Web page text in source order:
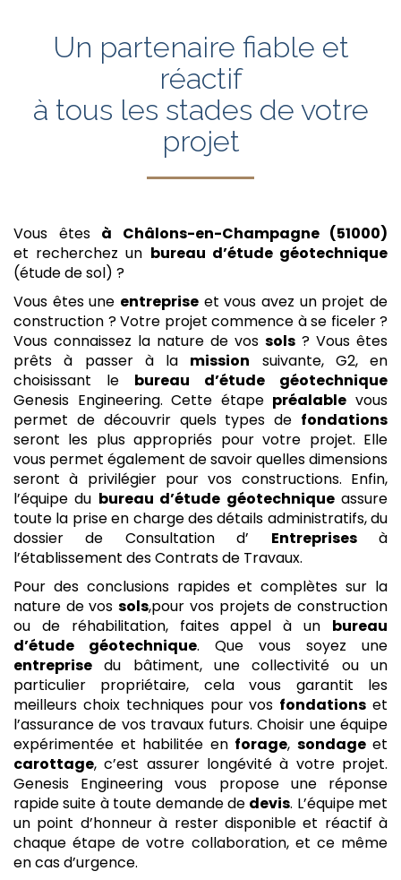
Un partenaire fiable et
réactif
à tous les stades de votre
projet
Vous êtes à Châlons-en-Champagne (51000)
et recherchez un bureau d’étude géotechnique
(étude de sol) ?
Vous êtes une entreprise et vous avez un projet de
construction ? Votre projet commence à se ficeler ?
Vous connaissez la nature de vos sols ? Vous êtes
prêts à passer à la mission suivante, G2, en
choisissant le bureau d’étude géotechnique
Genesis Engineering. Cette étape préalable vous
permet de découvrir quels types de fondations
seront les plus appropriés pour votre projet. Elle
vous permet également de savoir quelles dimensions
seront à privilégier pour vos constructions. Enfin,
l’équipe du bureau d’étude géotechniqueassure
toute la prise en charge des détails administratifs, du
dossier de Consultation d’ Entreprisesà
l’établissement des Contrats de Travaux.
Pour des conclusions rapides et complètes sur la
nature de vossols,pour vos projets de construction
ou de réhabilitation, faites appel à un bureau
d’étude géotechnique. Que vous soyez une
entreprise du bâtiment, une collectivité ou un
particulier propriétaire, cela vous garantit les
meilleurs choix techniques pour vos fondations et
l’assurance de vos travaux futurs. Choisir une équipe
expérimentée et habilitée en forage, sondageet
carottage, c’est assurer longévité à votre projet.
Genesis Engineering vous propose une réponse
rapide suite à toute demande de devis. L’équipe met
un point d’honneur à rester disponible et réactif à
chaque étape de votre collaboration, et ce même
en cas d’urgence.